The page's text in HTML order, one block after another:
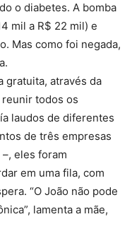
o diabetes. A bomba
mil a R$ 22 mil) e
Mas como foi negada,
gratuita, através da
todos os
laudos de diferentes
de três empresas
eles foram
em uma fila, com
“O João não pode
lamenta a mãe,